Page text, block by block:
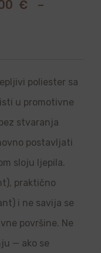
€
–
poliester sa
u promotivne
stvaranja
postavljati
sloju ljepila.
praktično
i ne savija se
površine. Ne
— ako se